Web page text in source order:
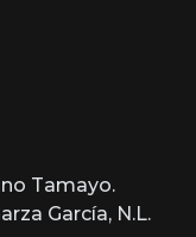
Tamayo.
García, N.L.